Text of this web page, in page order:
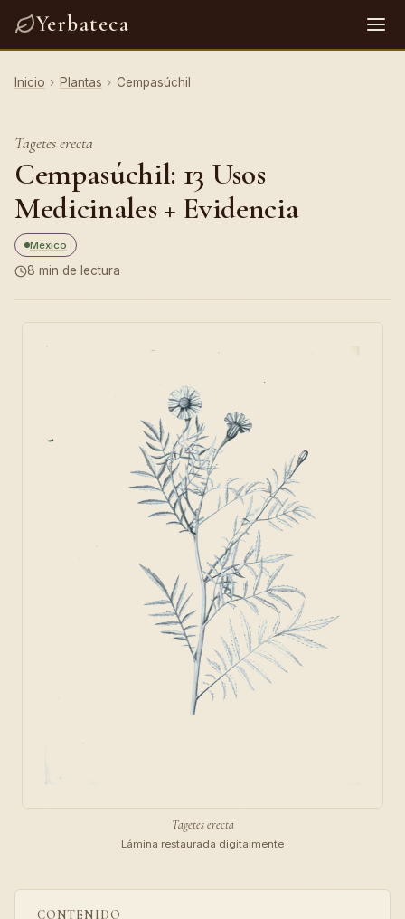
Yerbateca
Inicio › Plantas › Cempasúchil
Tagetes erecta
Cempasúchil: 13 Usos
Medicinales + Evidencia
México
8 min de lectura
CONTENIDO
Tagetes erecta
Lámina restaurada digitalmente